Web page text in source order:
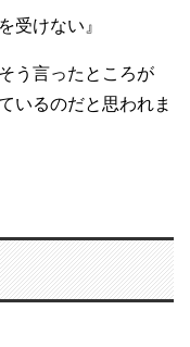
受けない』
う言ったところが
いるのだと思われま